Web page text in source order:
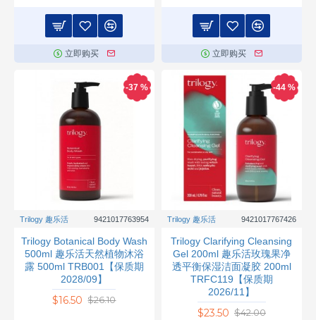
立即购买 立即购买
-37 %
Trilogy 趣乐活 9421017763954
Trilogy Botanical Body Wash
500ml 趣乐活天然植物沐浴
露 500ml TRB001【保质期
2028/09】
$16.50 $26.10
-44 %
Trilogy 趣乐活 9421017767426
Trilogy Clarifying Cleansing
Gel 200ml 趣乐活玫瑰果净
透平衡保湿洁面凝胶 200ml
TRFC119【保质期
2026/11】
$23.50 $42.00